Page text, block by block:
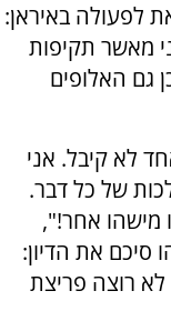
לפעולה באיראן:
מאשר תקיפות
גם האלופים
לא קיבל. אני
של כל דבר.
מישהו אחר!",
סיכם את הדיון:
לא רוצה פריצת